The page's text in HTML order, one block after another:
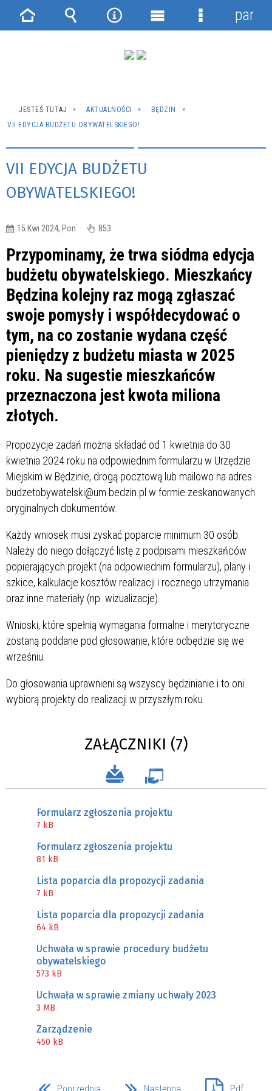
JESTEŚ TUTAJ AKTUALNOŚCI
BĘDZIN
VII EDYCJA BUDŻETU OBYWATELSKIEGO!
VII EDYCJA BUDŻETU
OBYWATELSKIEGO!
15 Kwi 2024, Pon 853
Przypominamy, że trwa siódma edycja
budżetu obywatelskiego. Mieszkańcy
Będzina kolejny raz mogą zgłaszać
swoje pomysły i współdecydować o
tym, na co zostanie wydana część
pieniędzy z budżetu miasta w 2025
roku. Na sugestie mieszkańców
przeznaczona jest kwota miliona
złotych.
Propozycje zadań można składać od 1 kwietnia do 30
kwietnia 2024 roku na odpowiednim formularzu w Urzędzie
Miejskim w Będzinie, drogą pocztową lub mailowo na adres
budzetobywatelski@um.bedzin.pl w formie zeskanowanych
oryginalnych dokumentów.
Każdy wniosek musi zyskać poparcie minimum 30 osób.
Należy do niego dołączyć listę z podpisami mieszkańców
popierających projekt (na odpowiednim formularzu), plany i
szkice, kalkulacje kosztów realizacji i rocznego utrzymania
oraz inne materiały (np. wizualizacje).
Wnioski, które spełnią wymagania formalne i merytoryczne
zostaną poddane pod głosowanie, które odbędzie się we
wrześniu.
Do głosowania uprawnieni są wszyscy będzinianie i to oni
wybiorą projekty do realizacji w przyszłym roku.
ZAŁĄCZNIKI (7)
Formularz zgłoszenia projektu
7 kB
Formularz zgłoszenia projektu
81 kB
Lista poparcia dla propozycji zadania
7 kB
Lista poparcia dla propozycji zadania
64 kB
Uchwała w sprawie procedury budżetu
obywatelskiego
573 kB
Uchwała w sprawie zmiany uchwały 2023
3 MB
Zarządzenie
450 kB
Poprzednia Następna Pdf
Strona Wyszukiwarka
NarzędziaMenu
Menu
panel